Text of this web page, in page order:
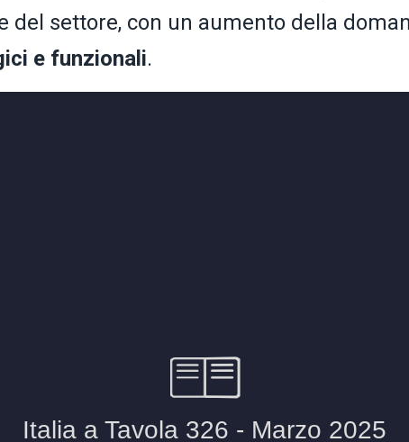
del settore, con un aumento della
e funzionali.